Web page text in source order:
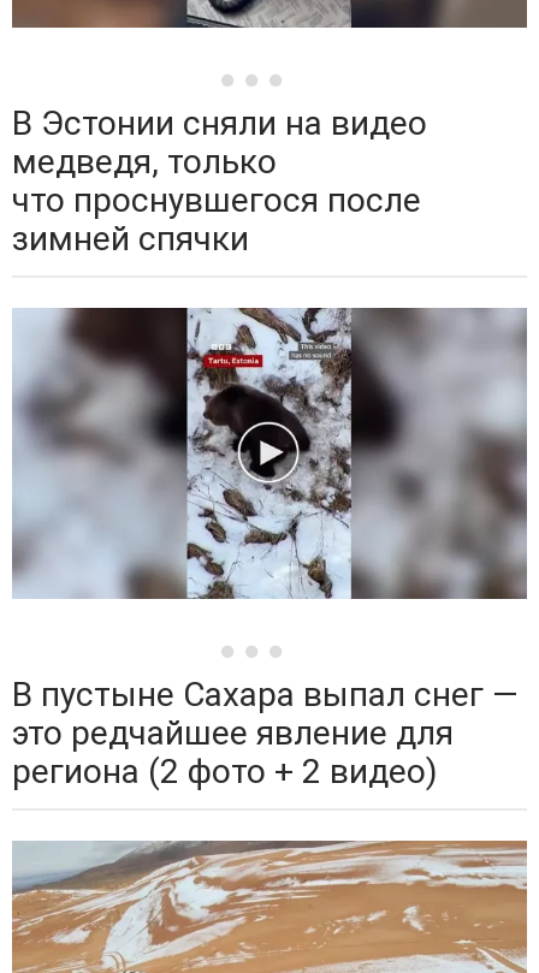
В Эстонии сняли на видео
медведя, только
что проснувшегося после
зимней спячки
В пустыне Сахара выпал снег —
это редчайшее явление для
региона (2 фото + 2 видео)